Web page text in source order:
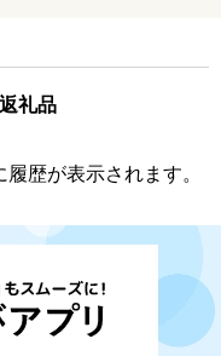
礼品
歴が表示されます。